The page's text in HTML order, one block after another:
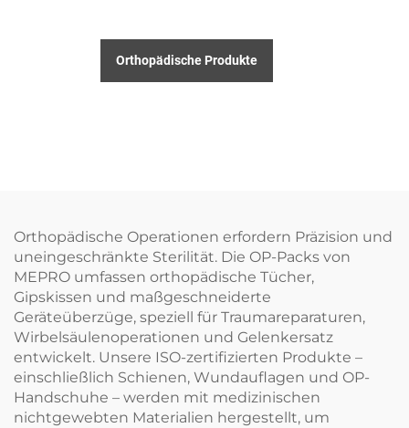
Orthopädische Produkte
Orthopädische Operationen erfordern Präzision und
uneingeschränkte Sterilität. Die OP-Packs von
MEPRO umfassen orthopädische Tücher,
Gipskissen und maßgeschneiderte
Geräteüberzüge, speziell für Traumareparaturen,
Wirbelsäulenoperationen und Gelenkersatz
entwickelt. Unsere ISO-zertifizierten Produkte –
einschließlich Schienen, Wundauflagen und OP-
Handschuhe – werden mit medizinischen
nichtgewebten Materialien hergestellt, um